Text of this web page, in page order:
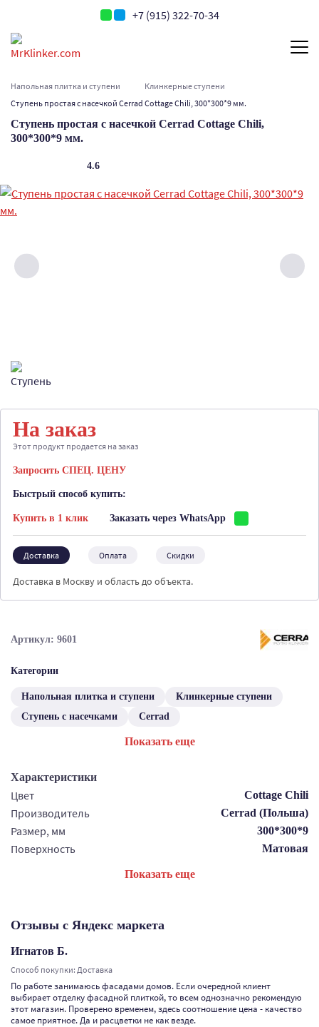
+7 (915) 322-70-34
Напольная плитка и ступени
Клинкерные ступени
Ступень простая с насечкой Cerrad Cottage Chili, 300*300*9 мм.
Ступень простая с насечкой Cerrad Cottage Chili,
300*300*9 мм.
4.6
Артикул: 9601
Категории
Напольная плитка и ступени
Клинкерные ступени
Ступень с насечками
Cerrad
Показать еще
Характеристики
Цвет Cottage Chili
Производитель Cerrad (Польша)
Размер, мм 300*300*9
Поверхность Матовая
Показать еще
На заказ
Этот продукт продается на заказ
Запросить СПЕЦ. ЦЕНУ
Быстрый способ купить:
Купить в 1 клик Заказать через WhatsApp
Доставка Оплата Скидки
Доставка в Москву и область до объекта.
Отзывы с Яндекс маркета
Игнатов Б.
Способ покупки: Доставка
По работе занимаюсь фасадами домов. Если очередной клиент
выбирает отделку фасадной плиткой, то всем однозначно рекомендую
этот магазин. Проверено временем, здесь соотношение цена - качество
самое приятное. Да и расцветки не как везде.